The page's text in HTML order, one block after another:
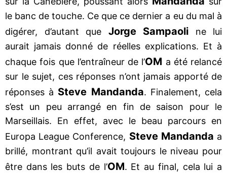
le banc de touche. Ce que ce dernier a eu du mal à
digérer, d’autant que Jorge Sampaoli ne lui
aurait jamais donné de réelles explications. Et à
chaque fois que l’entraîneur de l’OM a été relancé
sur le sujet, ces réponses n’ont jamais apporté de
réponses à Steve Mandanda. Finalement, cela
s’est un peu arrangé en fin de saison pour le
Marseillais. En effet, avec le beau parcours en
Europa League Conference, Steve Mandanda a
brillé, montrant qu’il avait toujours le niveau pour
être dans les buts de l’OM. Et au final, cela lui a